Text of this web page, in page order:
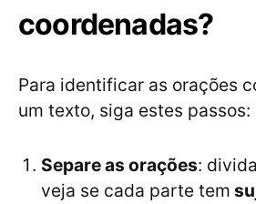
coordenadas?
Para identificar as orações
um texto, siga estes passos:
Separe as orações:
veja se cada parte tem